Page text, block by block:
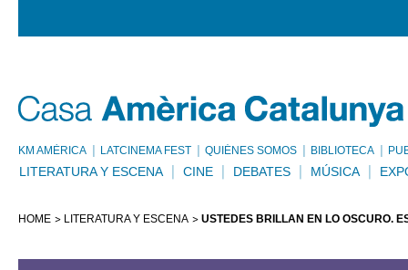
KM AMÈRICA LATCINEMA FEST QUIÉNES SOMOS BIBLIOTECA
LITERATURA Y ESCENA CINE DEBATES MÚSICA
HOME LITERATURA Y ESCENA USTEDES BRILLAN EN LO OSCURO.